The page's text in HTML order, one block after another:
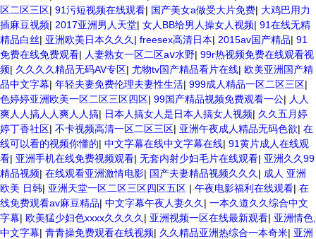
区二区三区| 91污短视频在线观看| 国产美女a做受大片免费| 大鸡巴用力
插麻豆视频| 2017亚洲男人天堂| 女人BB给男人操女人视频| 91在线无精
精品白丝| 亚洲欧美日本久久久 | freesex高清日本| 2015av国产精品| 91
免费在线免费观看| 人妻熟女一区二区aⅴ水野| 99r热视频免费在线观看视
频| 久久久久精品无码AV专区| 尤物tv国产精品看片在线| 欧美亚洲国产精
品中文字幕| 年轻夫妻免费伦理夫妻性生活| 999成人精品一区二区三区|
色婷婷亚洲欧美一区二区三区四区| 99国产精品视频免费观看一公| 人人
爽人人搞人人爽人人搞| 日本人搞女人是日本人搞女人视频| 久久五月婷
婷丁香社区| 不卡视频高清一区二区三区| 亚洲午夜成人精品无码色欲| 在
线可以看的视频你懂的| 中文字幕在线中文字幕在线| 91黄片成人在线观
看| 亚洲手机在线免费视频观看| 无套内射少妇毛片在线观看| 亚洲久久99
精品视频| 在线观看亚洲激情电影| 国产夫妻精品视频久久久 | 成人 亚洲
欧美 日韩| 亚洲天堂一区二区三区四区五区 | 午夜电影福利在线观看| 在
线免费观看av麻豆精品| 中文字幕午夜人妻久久 | 一本久道久久综合中文
字幕| 欧美猛少妇色xxxx久久久久 | 亚洲视频一区在线最新观看| 亚洲情色,
中文字幕| 青青操免费观看在线视频| 久久精品亚洲热综合一本奇米| 亚洲